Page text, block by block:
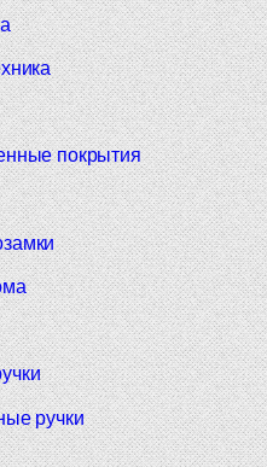
покрытия
ручки